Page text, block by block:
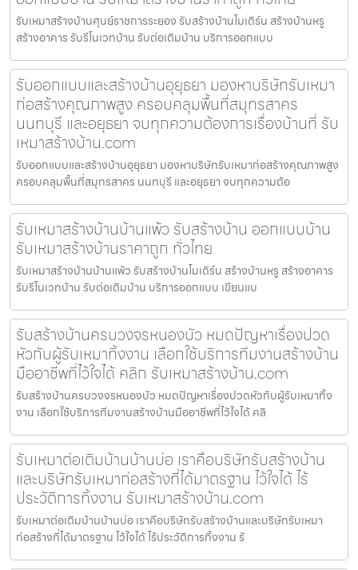
รับเหมาสร้างบ้านศุนย์ราชการระยอง รับสร้างบ้านโมเดิร์น สร้างบ้านหรู
สร้างอาคาร รับรีโนเวทบ้าน รับต่อเติมบ้าน บริการออกแบบ
รับออกแบบและสร้างบ้านอุยุธยา มองหาบริษัทรับเหมา
ก่อสร้างคุณภาพสูง ครอบคลุมพื้นที่สมุทรสาคร
นนทบุรี และอยุธยา จบทุกความต้องการเรื่องบ้านที่ รับ
เหมาสร้างบ้าน.com
รับออกแบบและสร้างบ้านอุยุธยา มองหาบริษัทรับเหมาก่อสร้างคุณภาพสูง
ครอบคลุมพื้นที่สมุทรสาคร นนทบุรี และอยุธยา จบทุกความต้อ
รับเหมาสร้างบ้านบ้านแพ้ว รับสร้างบ้าน ออกแบบบ้าน
รับเหมาสร้างบ้านราคาถูก ทั่วไทย
รับเหมาสร้างบ้านบ้านแพ้ว รับสร้างบ้านโมเดิร์น สร้างบ้านหรู สร้างอาคาร
รับรีโนเวทบ้าน รับต่อเติมบ้าน บริการออกแบบ เขียนแบ
รับสร้างบ้านครบวงจรหนองบัว หมดปัญหาเรื่องปวด
หัวกับผู้รับเหมาทิ้งงาน เลือกใช้บริการทีมงานสร้างบ้าน
มืออาชีพที่ไว้ใจได้ คลิก รับเหมาสร้างบ้าน.com
รับสร้างบ้านครบวงจรหนองบัว หมดปัญหาเรื่องปวดหัวกับผู้รับเหมาทิ้ง
งาน เลือกใช้บริการทีมงานสร้างบ้านมืออาชีพที่ไว้ใจได้ คลิ
รับเหมาต่อเติมบ้านบ้านบ่อ เราคือบริษัทรับสร้างบ้าน
และบริษัทรับเหมาก่อสร้างที่ได้มาตรฐาน ไว้ใจได้ ไร้
ประวัติการทิ้งงาน รับเหมาสร้างบ้าน.com
รับเหมาต่อเติมบ้านบ้านบ่อ เราคือบริษัทรับสร้างบ้านและบริษัทรับเหมา
ก่อสร้างที่ได้มาตรฐาน ไว้ใจได้ ไร้ประวัติการทิ้งงาน รั